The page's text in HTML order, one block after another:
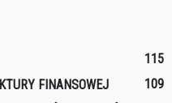
115
FINANSOWEJ
109